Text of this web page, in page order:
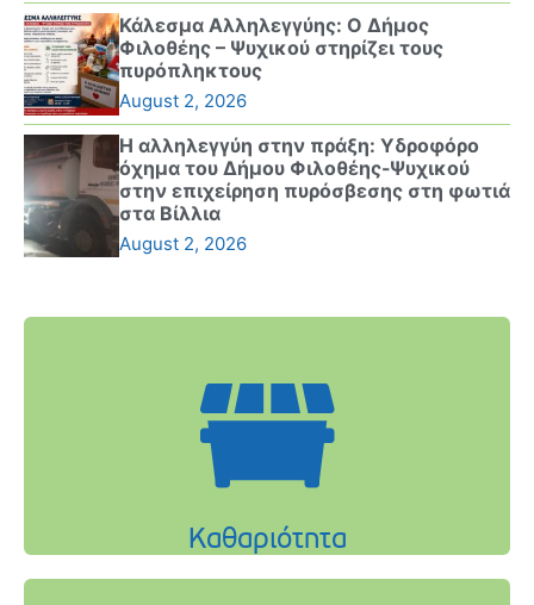
Κάλεσμα Αλληλεγγύης: Ο Δήμος
Φιλοθέης – Ψυχικού στηρίζει τους
πυρόπληκτους
August 2, 2026
Η αλληλεγγύη στην πράξη: Υδροφόρο
όχημα του Δήμου Φιλοθέης-Ψυχικού
στην επιχείρηση πυρόσβεσης στη φωτιά
στα Βίλλια
August 2, 2026